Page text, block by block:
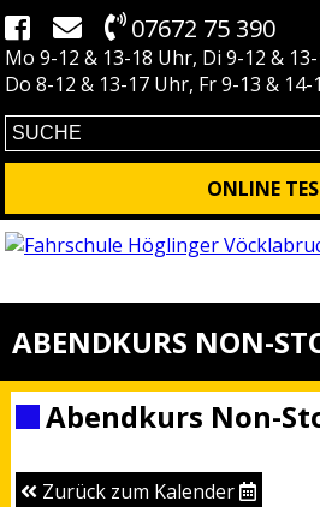
07672 75 390
Mo 9-12 & 13-18 Uhr, Di 9-12 &
Do 8-12 & 13-17 Uhr, Fr 9-13 &
ONLINE
ABENDKURS NON-
Abendkurs Non-
Zurück zum Kalender